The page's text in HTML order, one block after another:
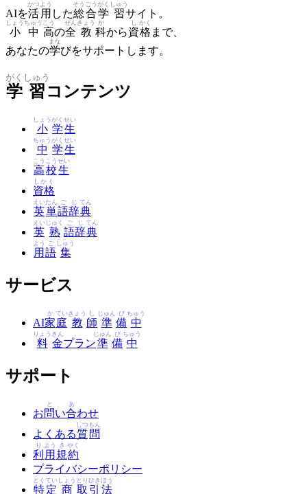
AIを活
かつ
用
よう
した総
そう
合
ごう
学
がく
習
しゅう
サイト。
小
しょう
中
ちゅう
高
こう
の全
ぜん
教
きょう
科
か
から資
し
格
かく
まで、
あなたの学
まな
びをサポートします。
学
がく
習
しゅう
コンテンツ
小
しょう
学
がく
生
せい
中
ちゅう
学
がく
生
せい
高
こう
校
こう
生
せい
資格
しかく
英
えい
単
たん
語
ご
辞
じ
典
てん
英
えい
熟
じゅく
語
ご
辞
じ
典
てん
用
よう
語
ご
集
しゅう
サービス
AI家
か
庭
てい
教
きょう
師
し
準
じゅん
備
び
中
ちゅう
料
りょう
金
きん
プラン準
じゅん
備
び
中
ちゅう
サポート
お問
と
い合
あ
わせ
よくある質
しつ
問
もん
利
り
用
よう
規
き
約
やく
プライバシーポリシー
特
とく
定
てい
商
しょう
取
とり
引
ひき
法
ほう